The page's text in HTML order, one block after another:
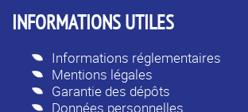
INFORMATIONS UTILES
Informations réglementaires
Mentions légales
Garantie des dépôts
Données personnelles